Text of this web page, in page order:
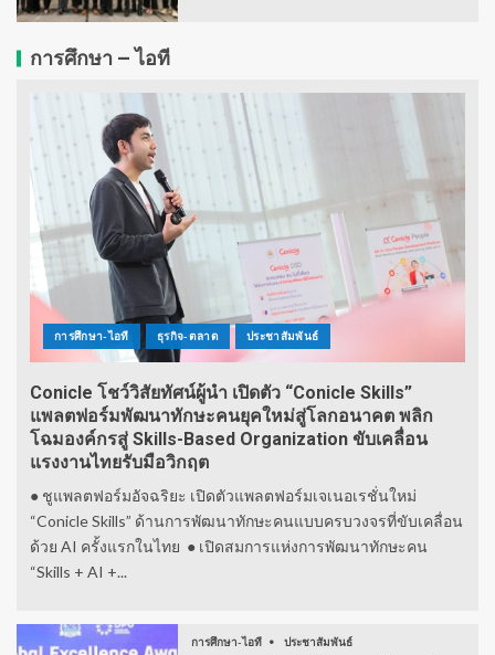
การศึกษา – ไอที
การศึกษา-ไอที ธุรกิจ-ตลาด ประชาสัมพันธ์
Conicle โชว์วิสัยทัศน์ผู้นำ เปิดตัว “Conicle Skills”
แพลตฟอร์มพัฒนาทักษะคนยุคใหม่สู่โลกอนาคต พลิก
โฉมองค์กรสู่ Skills-Based Organization ขับเคลื่อน
แรงงานไทยรับมือวิกฤต
● ชูแพลตฟอร์มอัจฉริยะ เปิดตัวแพลตฟอร์มเจเนอเรชั่นใหม่
“Conicle Skills” ด้านการพัฒนาทักษะคนแบบครบวงจรที่ขับเคลื่อน
ด้วย AI ครั้งแรกในไทย ● เปิดสมการแห่งการพัฒนาทักษะคน
“Skills + AI +...
การศึกษา-ไอที ประชาสัมพันธ์